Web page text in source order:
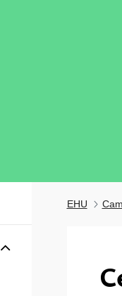
Mostrar/ocultar
EHU